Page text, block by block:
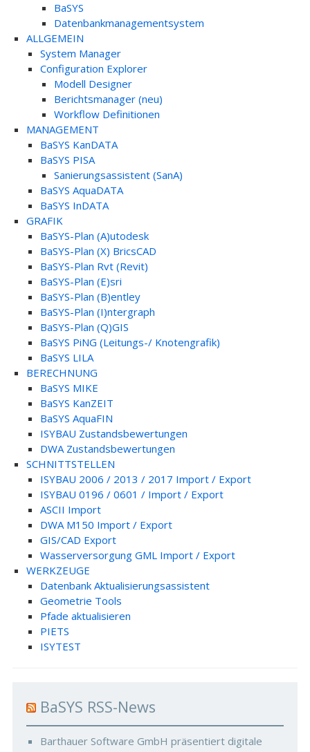
BaSYS
Datenbankmanagementsystem
ALLGEMEIN
System Manager
Configuration Explorer
Modell Designer
Berichtsmanager (neu)
Workflow Definitionen
MANAGEMENT
BaSYS KanDATA
BaSYS PISA
Sanierungsassistent (SanA)
BaSYS AquaDATA
BaSYS InDATA
GRAFIK
BaSYS-Plan (A)utodesk
BaSYS-Plan (X) BricsCAD
BaSYS-Plan Rvt (Revit)
BaSYS-Plan (E)sri
BaSYS-Plan (B)entley
BaSYS-Plan (I)ntergraph
BaSYS-Plan (Q)GIS
BaSYS PiNG (Leitungs-/ Knotengrafik)
BaSYS LILA
BERECHNUNG
BaSYS MIKE
BaSYS KanZEIT
BaSYS AquaFIN
ISYBAU Zustandsbewertungen
DWA Zustandsbewertungen
SCHNITTSTELLEN
ISYBAU 2006 / 2013 / 2017 Import / Export
ISYBAU 0196 / 0601 / Import / Export
ASCII Import
DWA M150 Import / Export
GIS/CAD Export
Wasserversorgung GML Import / Export
WERKZEUGE
Datenbank Aktualisierungsassistent
Geometrie Tools
Pfade aktualisieren
PIETS
ISYTEST
BaSYS RSS-News
Barthauer Software GmbH präsentiert digitale